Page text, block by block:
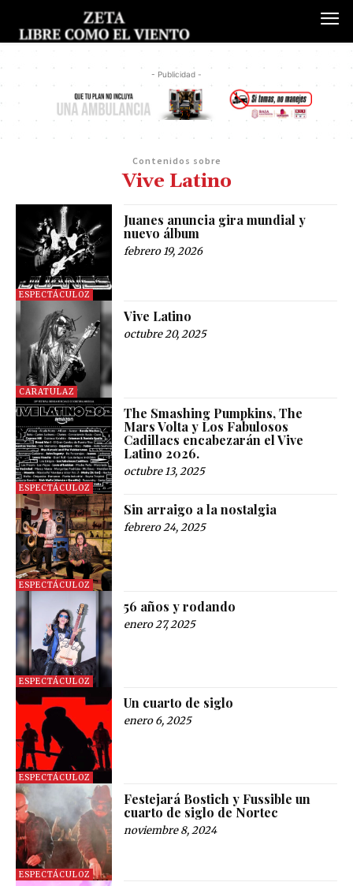
- Publicidad -
Contenidos sobre
Vive Latino
ESPECTÁCULOZ
Juanes anuncia gira mundial y
nuevo álbum
febrero 19, 2026
CARATULAZ
Vive Latino
octubre 20, 2025
ESPECTÁCULOZ
The Smashing Pumpkins, The
Mars Volta y Los Fabulosos
Cadillacs encabezarán el Vive
Latino 2026.
octubre 13, 2025
ESPECTÁCULOZ
Sin arraigo a la nostalgia
febrero 24, 2025
ESPECTÁCULOZ
56 años y rodando
enero 27, 2025
ESPECTÁCULOZ
Un cuarto de siglo
enero 6, 2025
ESPECTÁCULOZ
Festejará Bostich y Fussible un
cuarto de siglo de Nortec
noviembre 8, 2024